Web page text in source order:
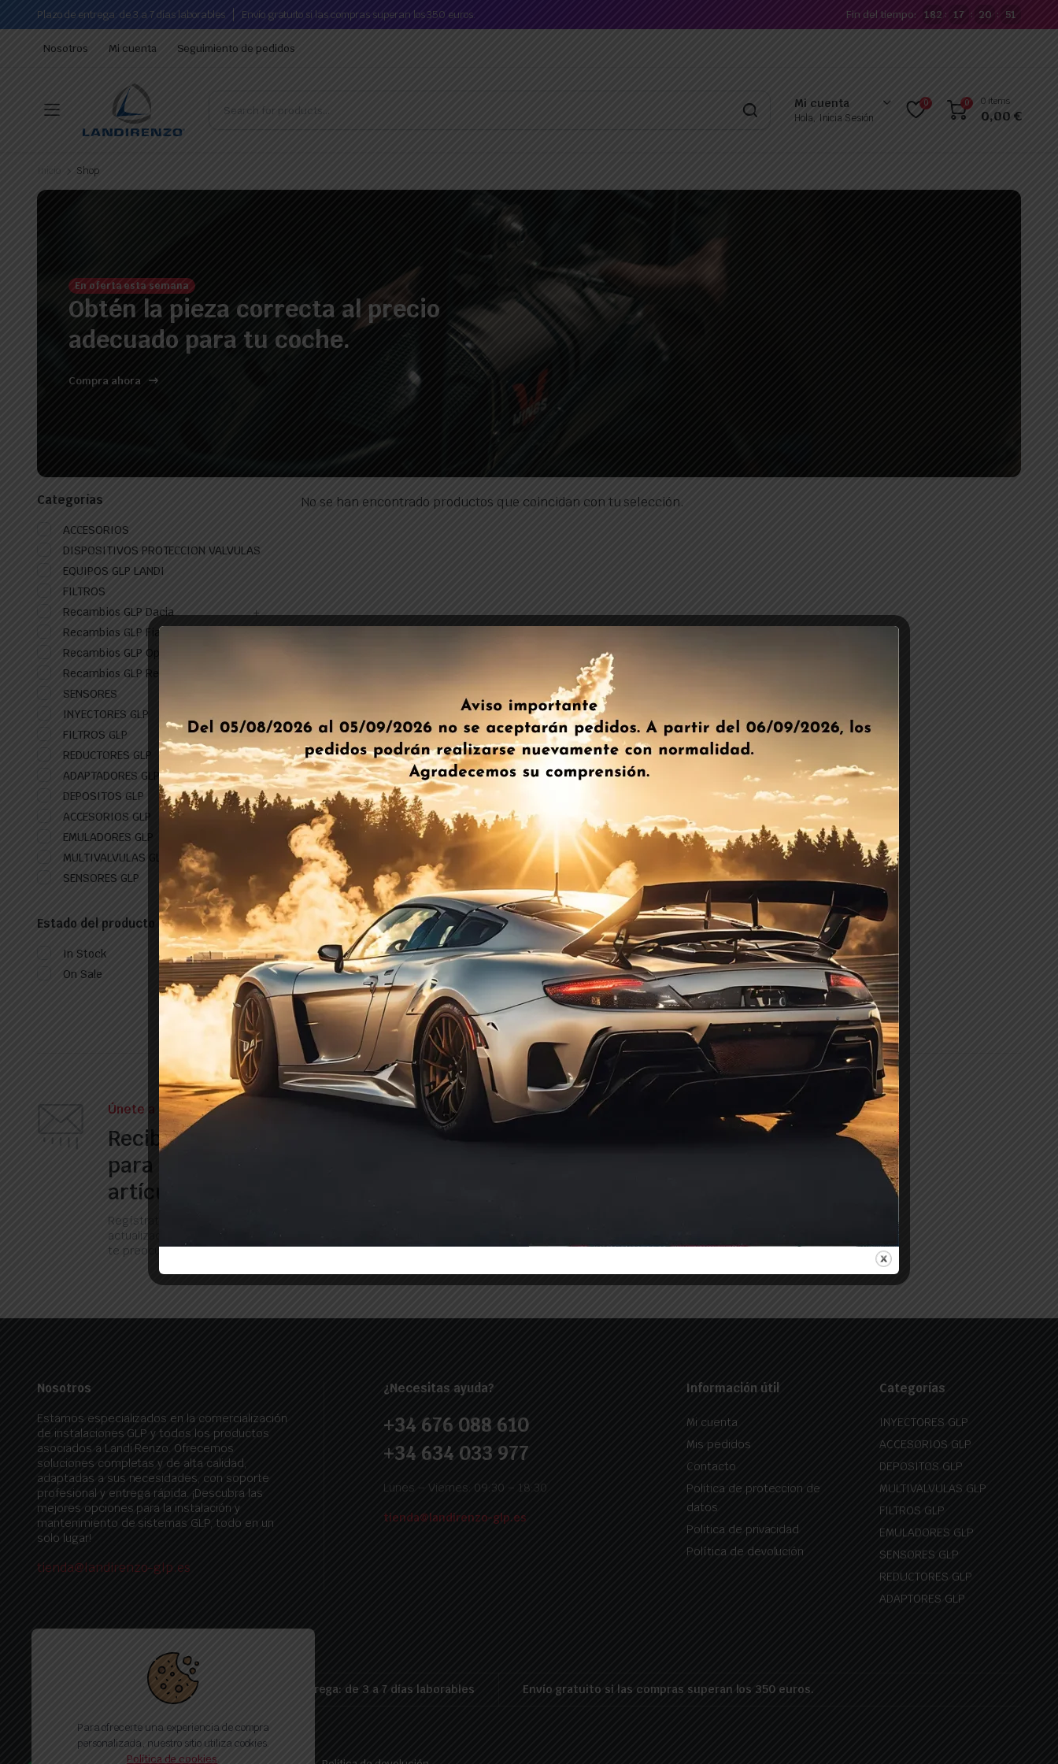
Plazo de entrega: de 3 a 7 días laborables Envío gratuito si las compras superan los 350 euros. Fin del tiempo: 182 : 17 : 20 : 51
Nosotros Mi cuenta Seguimiento de pedidos
Mi cuenta
Hola, Inicia Sesión
0 0 0 items
0,00€
Inicio Shop
En oferta esta semana
Obtén la pieza correcta al precio
adecuado para tu coche.
Compra ahora
No se han encontrado productos que coincidan con tu selección.
Categorías
ACCESORIOS
DISPOSITIVOS PROTECCION VALVULAS
EQUIPOS GLP LANDI
FILTROS
Recambios GLP Dacia
Recambios GLP Fiat
Recambios GLP Opel
Recambios GLP Renault
SENSORES
INYECTORES GLP
FILTROS GLP
REDUCTORES GLP
ADAPTADORES GLP
DEPOSITOS GLP
ACCESORIOS GLP
EMULADORES GLP
MULTIVALVULAS GLP
SENSORES GLP
Estado del producto
In Stock
On Sale
Únete a nuestro boletín
Recibe nuestros correos electrónicos
para obtener información sobre nuevos
artículos, ofertas y mucho más.
Regístrate ahora para recibir las últimas
actualizaciones sobre promociones y cupones. ¡No
te preocupes, no somos spam!
Nosotros
Estamos especializados en la comercialización
de instalaciones GLP y todos los productos
asociados a Landi Renzo. Ofrecemos
soluciones completas y de alta calidad,
adaptadas a sus necesidades, con soporte
profesional y entrega rápida. ¡Descubra las
mejores opciones para la instalación y
mantenimiento de sistemas GLP, todo en un
solo lugar!
tienda@landirenzo-glp.es
¿Necesitas ayuda?
+34 676 088 610
+34 634 033 977
Lunes – Viernes: 09:30 – 18:30
tienda@landirenzo-glp.es
Información útil
Mi cuenta
Mis pedidos
Contacto
Politica de proteccion de
datos
Politica de privacidad
Política de devolución
Categorías
INYECTORES GLP
ACCESORIOS GLP
DEPOSITOS GLP
MULTIVALVULAS GLP
FILTROS GLP
EMULADORES GLP
SENSORES GLP
REDUCTORES GLP
ADAPTORES GLP
Plazo de entrega: de 3 a 7 días laborables Envío gratuito si las compras superan los 350 euros.
Para ofrecerte una experiencia de compra
personalizada, nuestro sitio utiliza cookies.
Política de cookies.